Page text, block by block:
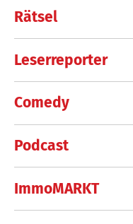
Rätsel
Leserreporter
Comedy
Podcast
ImmoMARKT